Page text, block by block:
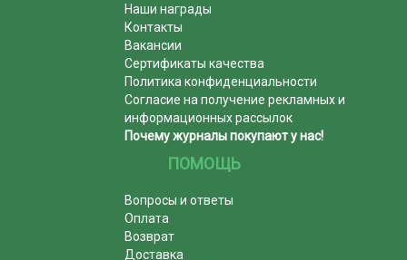
Наши награды
Контакты
Вакансии
Сертификаты качества
Политика конфиденциальности
Согласие на получение рекламных и
информационных рассылок
Почему журналы покупают у нас!
ПОМОЩЬ
Вопросы и ответы
Оплата
Возврат
Доставка